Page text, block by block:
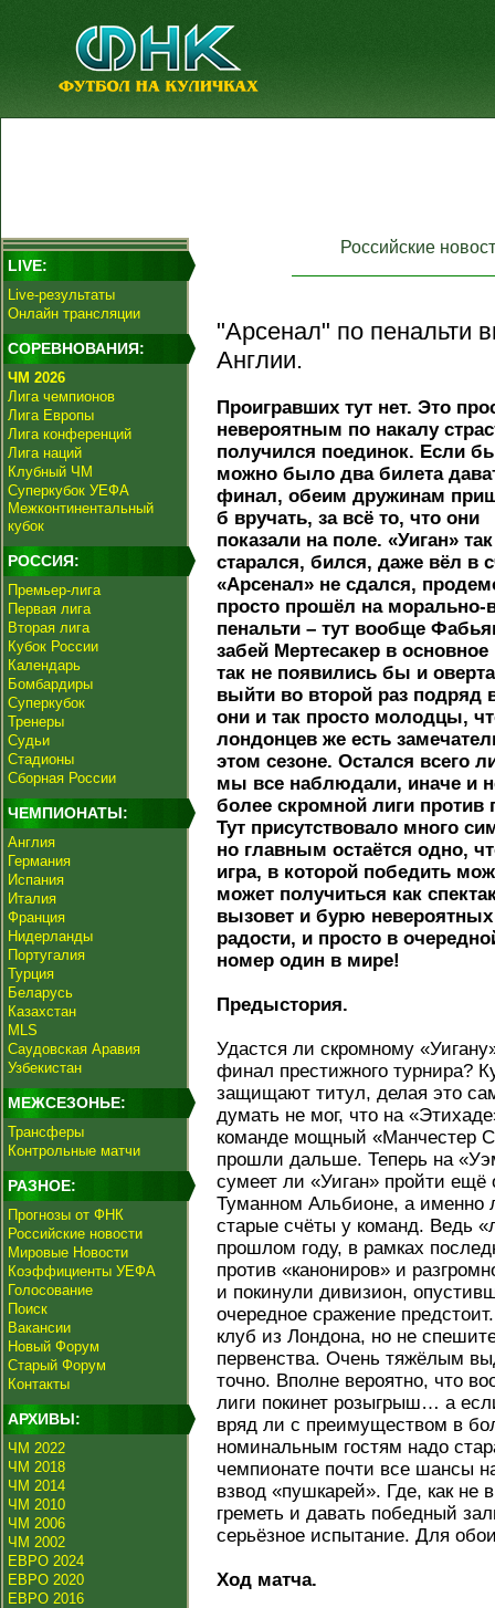
LIVE:
Live-результаты
Онлайн трансляции
СОРЕВНОВАНИЯ:
ЧМ 2026
Лига чемпионов
Лига Европы
Лига конференций
Лига наций
Клубный ЧМ
Суперкубок УЕФА
Межконтинентальный
кубок
РОССИЯ:
Премьер-лига
Первая лига
Вторая лига
Кубок России
Календарь
Бомбардиры
Суперкубок
Тренеры
Судьи
Стадионы
Сборная России
ЧЕМПИОНАТЫ:
Англия
Германия
Испания
Италия
Франция
Нидерланды
Португалия
Турция
Беларусь
Казахстан
MLS
Саудовская Аравия
Узбекистан
МЕЖСЕЗОНЬЕ:
Трансферы
Контрольные матчи
РАЗНОЕ:
Прогнозы от ФНК
Российские новости
Мировые Новости
Коэффициенты УЕФА
Голосование
Поиск
Вакансии
Новый Форум
Старый Форум
Контакты
АРХИВЫ:
ЧМ 2022
ЧМ 2018
ЧМ 2014
ЧМ 2010
ЧМ 2006
ЧМ 2002
ЕВРО 2024
ЕВРО 2020
ЕВРО 2016
Российские
"Арсенал" по пенальти
Англии.
Проигравших тут нет. Это
невероятным по накалу
получился поединок. Если
можно было два билета
финал, обеим дружинам
б вручать, за всё то, что они
показали на поле. «Уиган» так
старался, бился, даже вёл в
«Арсенал» не сдался,
просто прошёл на
пенальти – тут вообще
забей Мертесакер в
так не появились бы и
выйти во второй раз подряд
они и так просто молодцы,
лондонцев же есть
этом сезоне. Остался всего
мы все наблюдали, иначе и
более скромной лиги против
Тут присутствовало много
но главным остаётся одно,
игра, в которой победить
может получиться как
вызовет и бурю
радости, и просто в
номер один в мире!
Предыстория.
Удастся ли скромному
финал престижного турнира?
защищают титул, делая это
думать не мог, что на
команде мощный «Манчестер
прошли дальше. Теперь на
сумеет ли «Уиган» пройти ещё
Туманном Альбионе, а именно
старые счёты у команд. Ведь
прошлом году, в рамках
против «канониров» и
и покинули дивизион,
очередное сражение
клуб из Лондона, но не
первенства. Очень тяжёлым
точно. Вполне вероятно, что
лиги покинет розыгрыш… а
вряд ли с преимуществом в
номинальным гостям надо
чемпионате почти все шансы
взвод «пушкарей». Где, как не
греметь и давать победный
серьёзное испытание. Для
Ход матча.